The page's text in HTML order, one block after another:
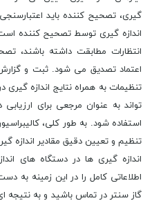
گیری، تصحیح کننده باید
اندازه گیری توسط تصحیح کننده است.
انتظارات مطابقت داشته باشند،
اعتماد تصدیق می شود. ثبت و گزارش،
تنظیمات به همراه نتایج اندازه
تواند به عنوان مرجعی برای
استفاده شود. به طور کلی،
تنظیم و تعیین دقیق مقادیر
اندازه گیری ها در دستگاه های
اطلاعاتی کامل را در این زمینه به
گاز سنتر در تماس باشید و به نتیجه